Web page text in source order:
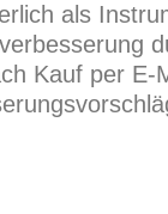
als
Kauf per E-